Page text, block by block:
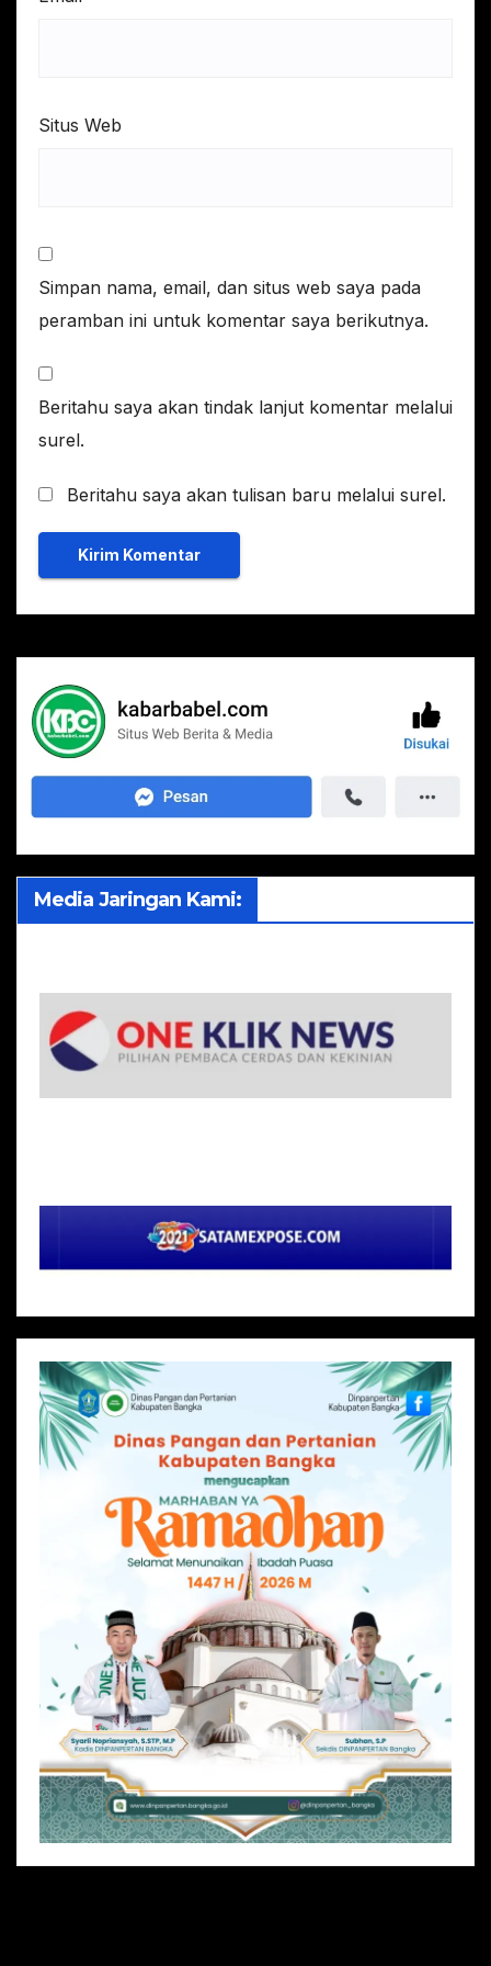
Situs Web
Simpan nama, email, dan situs web saya pada
peramban ini untuk komentar saya berikutnya.
Beritahu saya akan tindak lanjut komentar melalui
surel.
Beritahu saya akan tulisan baru melalui surel.
Media Jaringan Kami: